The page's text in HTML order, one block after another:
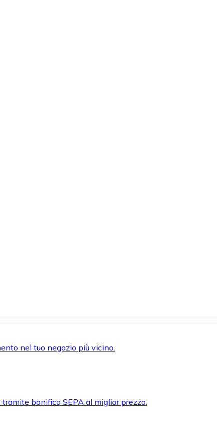
nel tuo negozio più vicino.
bonifico SEPA al miglior prezzo.